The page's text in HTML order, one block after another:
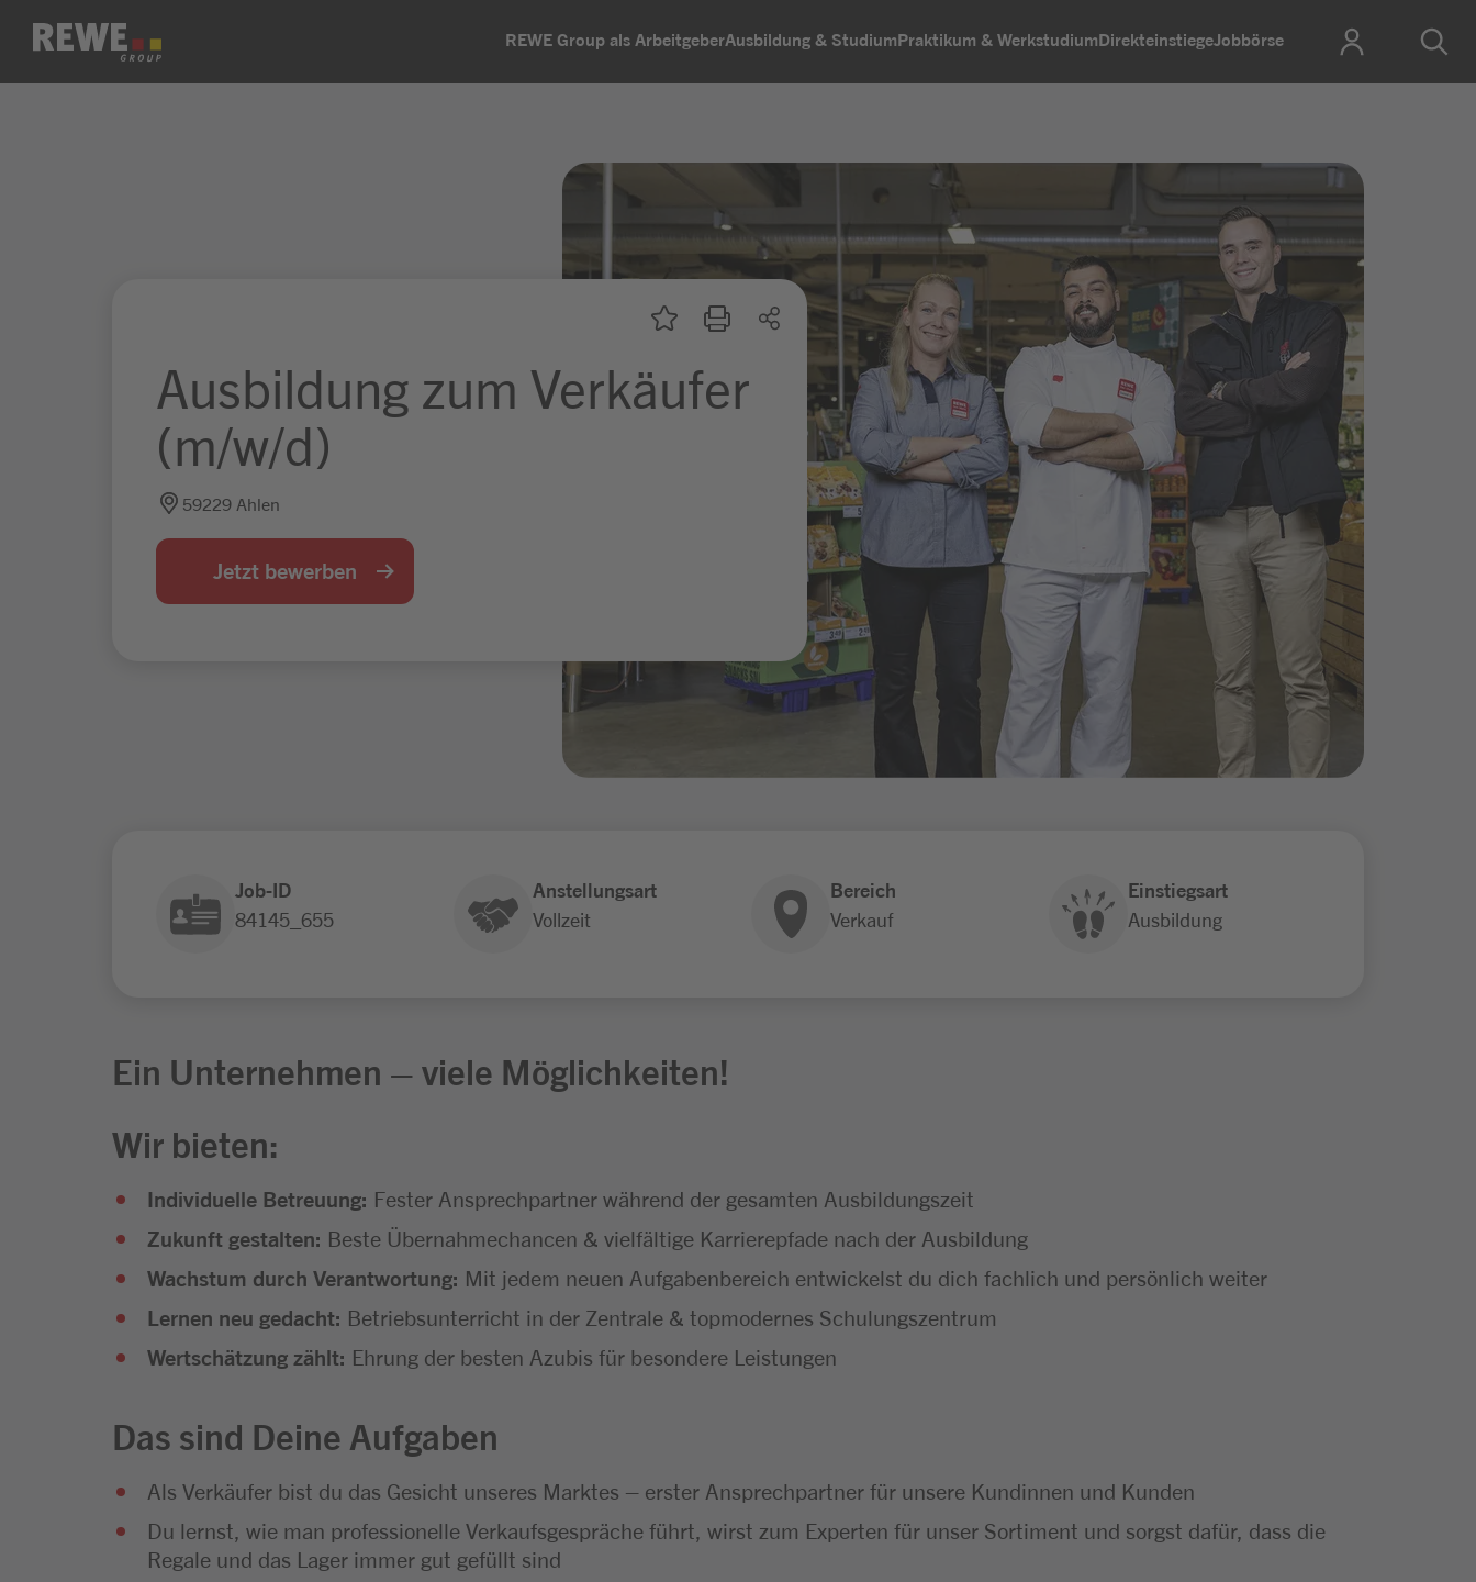
Zum Inhalt springen REWE Group als ArbeitgeberAusbildung & StudiumPraktikum & WerkstudiumDirekteinstiegeJobbörse
Ausbildung zum Verkäufer
(m/w/d)
59229 Ahlen
Jetzt bewerben
Job-ID
84145_655
Anstellungsart
Vollzeit
Bereich
Verkauf
Einstiegsart
Ausbildung
Ein Unternehmen – viele Möglichkeiten!
Wir bieten:
Individuelle Betreuung: Fester Ansprechpartner während der gesamten Ausbildungszeit
Zukunft gestalten: Beste Übernahmechancen & vielfältige Karrierepfade nach der Ausbildung
Wachstum durch Verantwortung: Mit jedem neuen Aufgabenbereich entwickelst du dich fachlich und persönlich weiter
Lernen neu gedacht: Betriebsunterricht in der Zentrale & topmodernes Schulungszentrum
Wertschätzung zählt: Ehrung der besten Azubis für besondere Leistungen
Das sind Deine Aufgaben
Als Verkäufer bist du das Gesicht unseres Marktes – erster Ansprechpartner für unsere Kundinnen und Kunden
Du lernst, wie man professionelle Verkaufsgespräche führt, wirst zum Experten für unser Sortiment und sorgst dafür, dass die
Regale und das Lager immer gut gefüllt sind